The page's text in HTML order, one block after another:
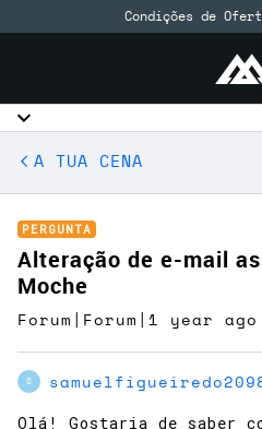
Condições de
A TUA CENA
PERGUNTA
Alteração de e-mail
Moche
Forum|Forum|1 year ago
S
Olá! Gostaria de saber